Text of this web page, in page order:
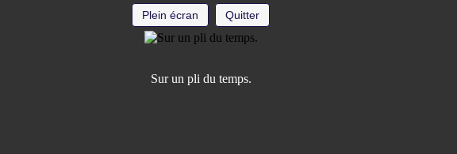
Plein écran Quitter
Sur un pli du temps.